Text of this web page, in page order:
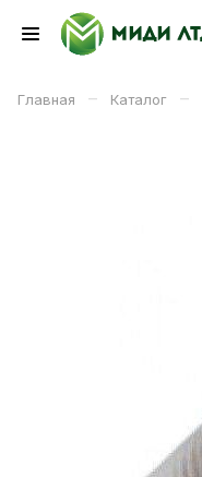
Главная – Каталог –